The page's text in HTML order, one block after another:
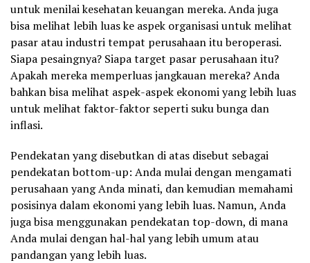
untuk menilai kesehatan keuangan mereka. Anda juga
bisa melihat lebih luas ke aspek organisasi untuk melihat
pasar atau industri tempat perusahaan itu beroperasi.
Siapa pesaingnya? Siapa target pasar perusahaan itu?
Apakah mereka memperluas jangkauan mereka? Anda
bahkan bisa melihat aspek-aspek ekonomi yang lebih luas
untuk melihat faktor-faktor seperti suku bunga dan
inflasi.
Pendekatan yang disebutkan di atas disebut sebagai
pendekatan bottom-up: Anda mulai dengan mengamati
perusahaan yang Anda minati, dan kemudian memahami
posisinya dalam ekonomi yang lebih luas. Namun, Anda
juga bisa menggunakan pendekatan top-down, di mana
Anda mulai dengan hal-hal yang lebih umum atau
pandangan yang lebih luas.